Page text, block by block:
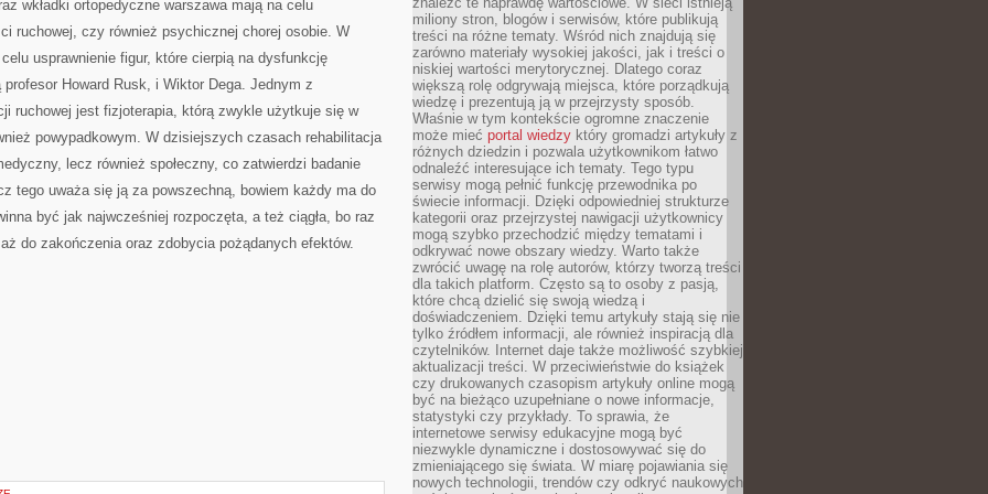
wkładki ortopedyczne warszawa mają na celu
ruchowej, czy również psychicznej chorej osobie. W
usprawnienie figur, które cierpią na dysfunkcję
Howard Rusk, i Wiktor Dega. Jednym z
ruchowej jest fizjoterapia, którą zwykle użytkuje się w
powypadkowym. W dzisiejszych czasach rehabilitacja
lecz również społeczny, co zatwierdzi badanie
tego uważa się ją za powszechną, bowiem każdy ma do
być jak najwcześniej rozpoczęta, a też ciągła, bo raz
do zakończenia oraz zdobycia pożądanych efektów.
miliony stron, blogów i serwisów, które publikują
treści na różne tematy. Wśród nich znajdują się
zarówno materiały wysokiej jakości, jak i treści o
niskiej wartości merytorycznej. Dlatego coraz
większą rolę odgrywają miejsca, które porządkują
wiedzę i prezentują ją w przejrzysty sposób.
Właśnie w tym kontekście ogromne znaczenie
może mieć portal wiedzy który gromadzi artykuły z
różnych dziedzin i pozwala użytkownikom łatwo
odnaleźć interesujące ich tematy. Tego typu
serwisy mogą pełnić funkcję przewodnika po
świecie informacji. Dzięki odpowiedniej strukturze
kategorii oraz przejrzystej nawigacji użytkownicy
mogą szybko przechodzić między tematami i
odkrywać nowe obszary wiedzy. Warto także
zwrócić uwagę na rolę autorów, którzy tworzą treści
dla takich platform. Często są to osoby z pasją,
które chcą dzielić się swoją wiedzą i
doświadczeniem. Dzięki temu artykuły stają się nie
tylko źródłem informacji, ale również inspiracją dla
czytelników. Internet daje także możliwość szybkiej
aktualizacji treści. W przeciwieństwie do książek
czy drukowanych czasopism artykuły online mogą
być na bieżąco uzupełniane o nowe informacje,
statystyki czy przykłady. To sprawia, że
internetowe serwisy edukacyjne mogą być
niezwykle dynamiczne i dostosowywać się do
zmieniającego się świata. W miarę pojawiania się
nowych technologii, trendów czy odkryć naukowych